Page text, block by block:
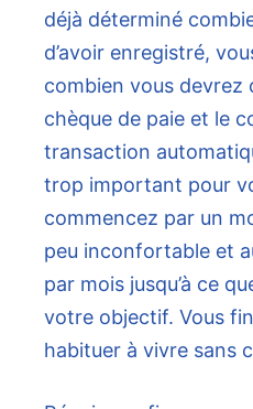
déjà déterminé
d’avoir enregistré,
combien vous devrez
chèque de paie et le
transaction
trop important pour
commencez par un
peu inconfortable et
par mois jusqu’à ce
votre objectif. Vous
habituer à vivre sans